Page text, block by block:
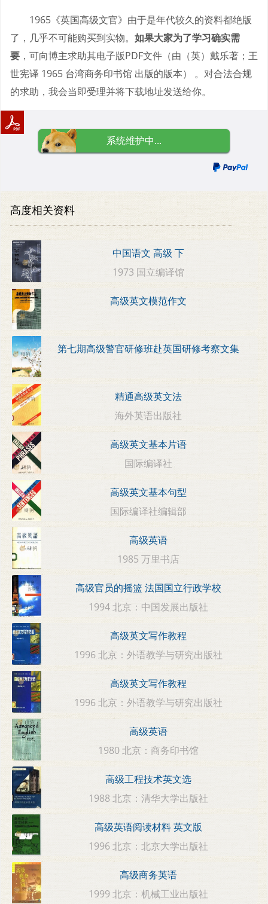
1965《英国高级文官》由于是年代较久的资料都绝版
了，几乎不可能购买到实物。 如果大家为了学习确实需
要 ，可向博主求助其电子版PDF文件（由（英）戴乐著；王
世宪译 1965 台湾商务印书馆 出版的版本） 。对合法合规
的求助，我会当即受理并将下载地址发送给你。
系统维护中...
高度相关资料
中国语文 高级 下
1973 国立编译馆
高级英文模范作文
第七期高级警官研修班赴英国研修考察文集
精通高级英文法
海外英语出版社
高级英文基本片语
国际编译社
高级英文基本句型
国际编译社编辑部
高级英语
1985 万里书店
高级官员的摇篮 法国国立行政学校
1994 北京：中国发展出版社
高级英文写作教程
1996 北京：外语教学与研究出版社
高级英文写作教程
1996 北京：外语教学与研究出版社
高级英语
1980 北京：商务印书馆
高级工程技术英文选
1988 北京：清华大学出版社
高级英语阅读材料 英文版
1996 北京：北京大学出版社
高级商务英语
1999 北京：机械工业出版社